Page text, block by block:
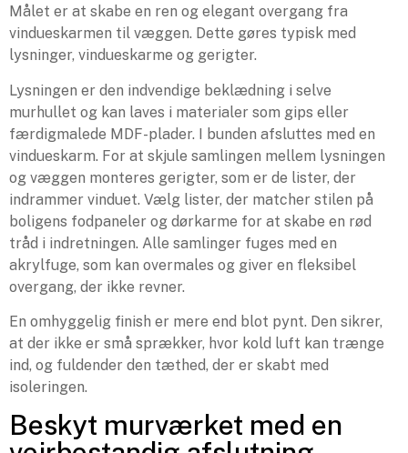
Målet er at skabe en ren og elegant overgang fra
vindueskarmen til væggen. Dette gøres typisk med
lysninger, vindueskarme og gerigter.
Lysningen er den indvendige beklædning i selve
murhullet og kan laves i materialer som gips eller
færdigmalede MDF-plader. I bunden afsluttes med en
vindueskarm. For at skjule samlingen mellem lysningen
og væggen monteres gerigter, som er de lister, der
indrammer vinduet. Vælg lister, der matcher stilen på
boligens fodpaneler og dørkarme for at skabe en rød
tråd i indretningen. Alle samlinger fuges med en
akrylfuge, som kan overmales og giver en fleksibel
overgang, der ikke revner.
En omhyggelig finish er mere end blot pynt. Den sikrer,
at der ikke er små sprækker, hvor kold luft kan trænge
ind, og fuldender den tæthed, der er skabt med
isoleringen.
Beskyt murværket med en